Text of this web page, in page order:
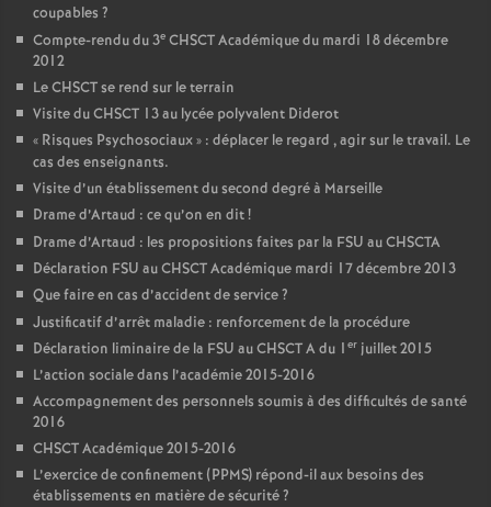
coupables ?
Compte-rendu du 3e CHSCT Académique du mardi 18 décembre
2012
Le CHSCT se rend sur le terrain
Visite du CHSCT 13 au lycée polyvalent Diderot
« Risques Psychosociaux» : déplacer le regard , agir sur le travail. Le
cas des enseignants.
Visite d’un établissement du second degré à Marseille
Drame d’Artaud : ce qu’on en dit!
Drame d’Artaud : les propositions faites par la FSU au CHSCTA
Déclaration FSU au CHSCT Académique mardi 17 décembre 2013
Que faire en cas d’accident de service?
Justificatif d’arrêt maladie : renforcement de la procédure
Déclaration liminaire de la FSU au CHSCT A du 1 er juillet 2015
L’action sociale dans l’académie 2015-2016
Accompagnement des personnels soumis à des difficultés de santé
2016
CHSCT Académique 2015-2016
L’exercice de confinement (PPMS) répond-il aux besoins des
établissements en matière de sécurité?